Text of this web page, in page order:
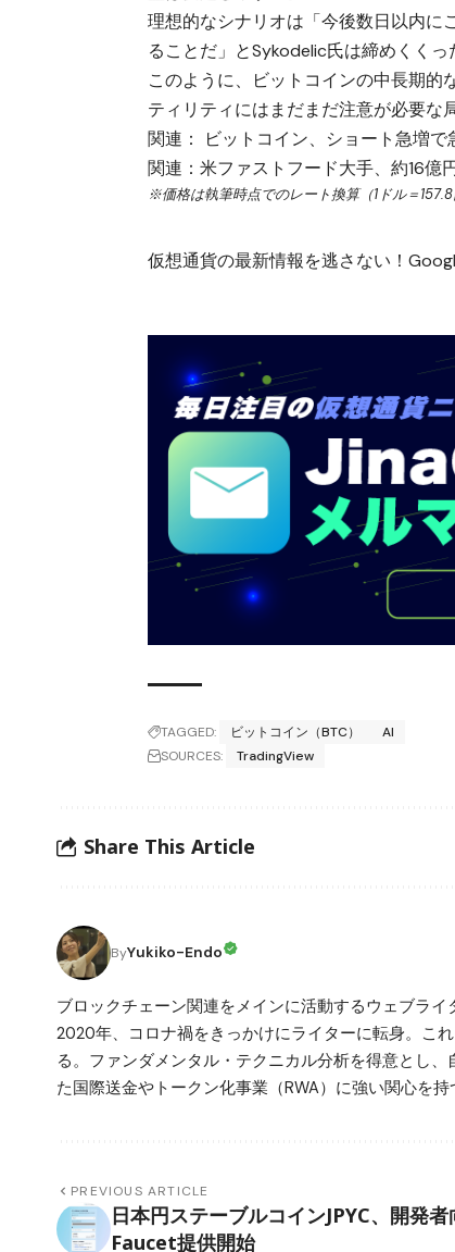
理想的なシナリオは「今後数日以内に
ることだ」とSykodelic氏は締めくくっ
このように、ビットコインの中長期的
ティリティにはまだまだ注意が必要な
関連：
ビットコイン、ショート急増
関連：米ファストフード大手、約16億
※価格は執筆時点でのレート換算（1ドル＝157.8
仮想通貨の最新情報を逃さない！
TAGGED: ビットコイン（BTC）
AI
SOURCES:
TradingView
Share This Article
ByYukiko-Endo
ブロックチェーン関連をメインに活動するウェブラ
2020年、コロナ禍をきっかけにライターに転身。こ
る。ファンダメンタル・テクニカル分析を得意とし
た国際送金やトークン化事業（RWA）に強い関心を持
PREVIOUS ARTICLE
日本円ステーブルコインJPYC、開発者
Faucet提供開始